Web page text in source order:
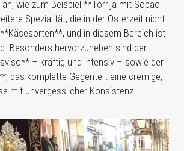
wie zum Beispiel **Torrija mit Sobao
Spezialität, die in der Osterzeit nicht
und in diesem Bereich ist
Besonders hervorzuheben sind der
– kräftig und intensiv – sowie der
das komplette Gegenteil: eine cremige,
mit unvergesslicher Konsistenz.